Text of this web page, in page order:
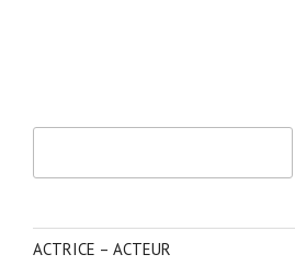
ACTRICE – ACTEUR